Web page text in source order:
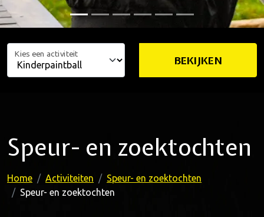
Kies een activiteit BEKIJKEN
Speur- en zoektochten
Home Activiteiten
Speur- en zoektochten
Speur- en zoektochten